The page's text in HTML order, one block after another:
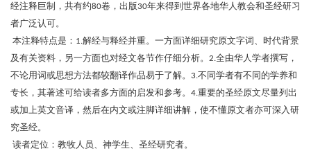
经注释巨制，共有约80卷，出版30年来得到世界各地华人教会和圣经研习
者广泛认可。
本注释特点是： 1.解经与释经并重。一方面详细研究原文字词、时代背景
及有关资料，另一方面也对经文各节作仔细分析。 2.全由华人学者撰写，
不论用词或思想方法都较翻译作品易于了解。 3.不同学者有不同的学养和
专长，其著述可给读者多方面的启发和参考。 4.重要的圣经原文尽量列出
或加上英文音译，然后在内文或注脚详细讲解，使不懂原文者亦可深入研
究圣经。
读者定位：教牧人员、神学生、圣经研究者。